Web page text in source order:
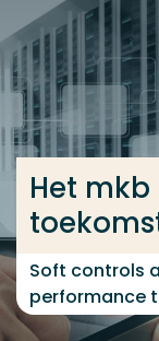
Ga direct naar de
... >
Het
Soft controls
performance
Veel gezocht
Opleiding
Contact